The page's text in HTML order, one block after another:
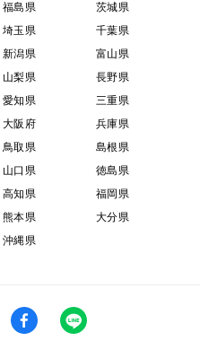
福島県
茨城県
埼玉県
千葉県
新潟県
富山県
山梨県
長野県
愛知県
三重県
大阪府
兵庫県
鳥取県
島根県
山口県
徳島県
高知県
福岡県
熊本県
大分県
沖縄県